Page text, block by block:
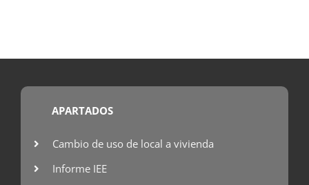
APARTADOS
Cambio de uso de local a vivienda
Informe IEE